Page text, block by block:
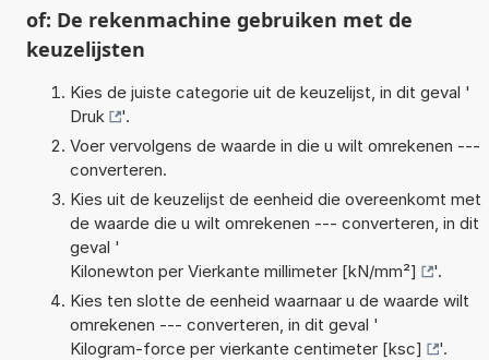
of: De rekenmachine gebruiken met de
keuzelijsten
Kies de juiste categorie uit de keuzelijst, in dit geval '
Druk
'.
Voer vervolgens de waarde in die u wilt omrekenen ---
converteren.
Kies uit de keuzelijst de eenheid die overeenkomt met
de waarde die u wilt omrekenen --- converteren, in dit
geval '
Kilonewton per Vierkante millimeter [kN/mm²]
'.
Kies ten slotte de eenheid waarnaar u de waarde wilt
omrekenen --- converteren, in dit geval '
Kilogram-force per vierkante centimeter [ksc]
'.